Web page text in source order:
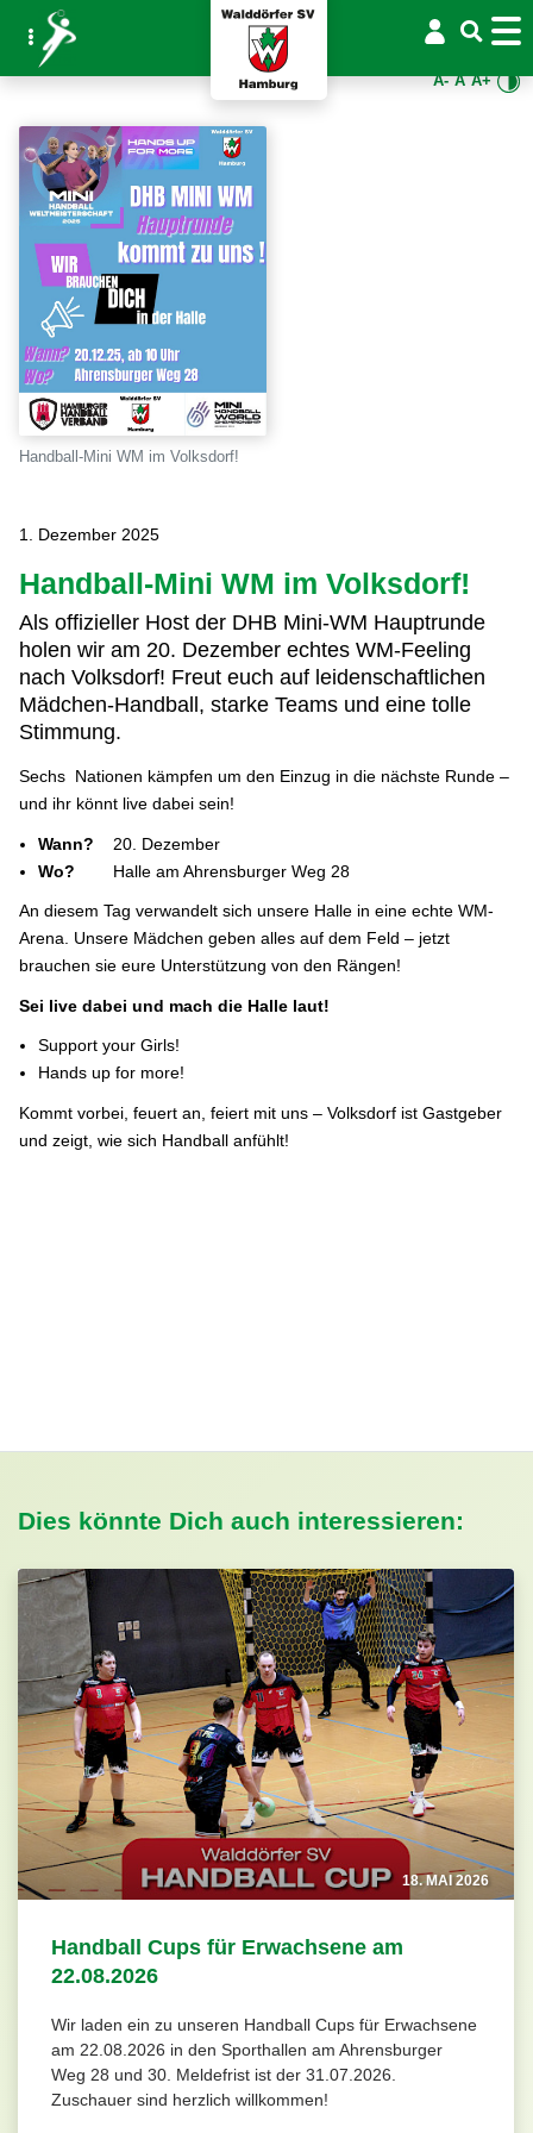
A- A A+
Handball-Mini WM im Volksdorf!
1. Dezember 2025
Handball-Mini WM im Volksdorf!
Als offizieller Host der DHB Mini-WM Hauptrunde
holen wir am 20. Dezember echtes WM-Feeling
nach Volksdorf! Freut euch auf leidenschaftlichen
Mädchen-Handball, starke Teams und eine tolle
Stimmung.
Sechs Nationen kämpfen um den Einzug in die nächste Runde –
und ihr könnt live dabei sein!
Wann? 20. Dezember
Wo? Halle am Ahrensburger Weg 28
An diesem Tag verwandelt sich unsere Halle in eine echte WM-
Arena. Unsere Mädchen geben alles auf dem Feld – jetzt
brauchen sie eure Unterstützung von den Rängen!
Sei live dabei und mach die Halle laut!
Support your Girls!
Hands up for more!
Kommt vorbei, feuert an, feiert mit uns – Volksdorf ist Gastgeber
und zeigt, wie sich Handball anfühlt!
Dies könnte Dich auch interessieren:
18. MAI 2026
Handball Cups für Erwachsene am
22.08.2026
Wir laden ein zu unseren Handball Cups für Erwachsene
am 22.08.2026 in den Sporthallen am Ahrensburger
Weg 28 und 30. Meldefrist ist der 31.07.2026.
Zuschauer sind herzlich willkommen!